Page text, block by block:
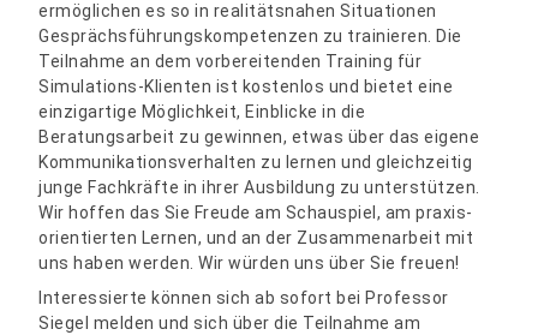
ermöglichen es so in realitätsnahen Situationen
Gesprächsführungskompetenzen zu trainieren. Die
Teilnahme an dem vorbereitenden Training für
Simulations-Klienten ist kostenlos und bietet eine
einzigartige Möglichkeit, Einblicke in die
Beratungsarbeit zu gewinnen, etwas über das eigene
Kommunikationsverhalten zu lernen und gleichzeitig
junge Fachkräfte in ihrer Ausbildung zu unterstützen.
Wir hoffen das Sie Freude am Schauspiel, am praxis-
orientierten Lernen, und an der Zusammenarbeit mit
uns haben werden. Wir würden uns über Sie freuen!
Interessierte können sich ab sofort bei Professor
Siegel melden und sich über die Teilnahme am